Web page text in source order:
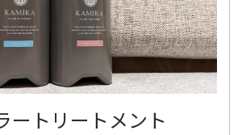
ートリートメント